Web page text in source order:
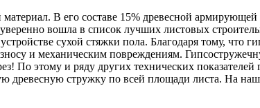
В его составе 15% древесной армирующей
вошла в список лучших листовых
сухой стяжки пола. Благодаря тому, что
и механическим повреждениям.
этому и ряду других технических показателей
древесную стружку по всей площади листа. На